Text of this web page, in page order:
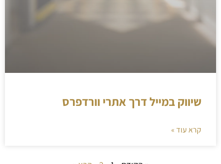
שיווק במייל דרך אתרי וורדפרס
קרא עוד »